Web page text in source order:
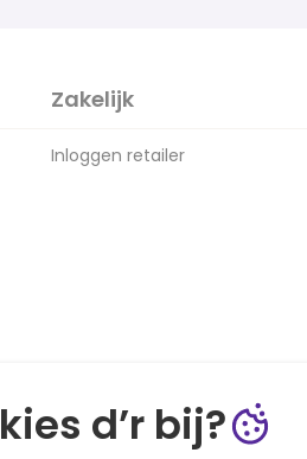
Zakelijk
Inloggen retailer
d’r bij?